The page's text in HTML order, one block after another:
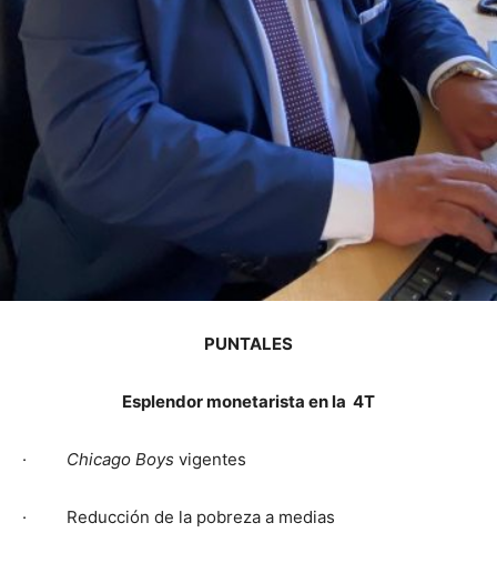
PUNTALES
Esplendor monetarista en la 4T
· Chicago Boys vigentes
· Reducción de la pobreza a medias